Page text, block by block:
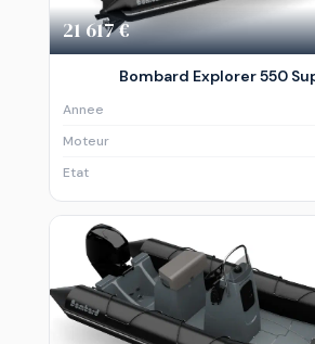
21 617 €
Bombard Explorer 550
Annee
Moteur
Etat